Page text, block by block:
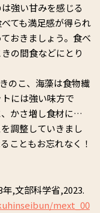
強い甘みを感じる
ても満足感が得られ
おきましょう。食べ
の間食などにとり
のこ、海藻は食物繊
には強い味方で
かさ増し食材に…
調整していきまし
こともお忘れなく！
,文部科学省,2023.
mext_00